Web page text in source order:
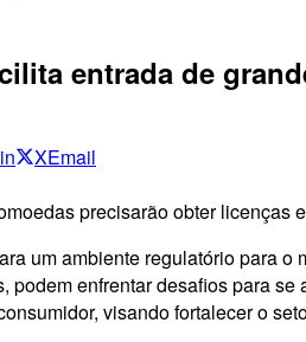
entrada de
XEmail
precisarão obter licenças
um ambiente regulatório para
podem enfrentar desafios para
visando fortalecer o